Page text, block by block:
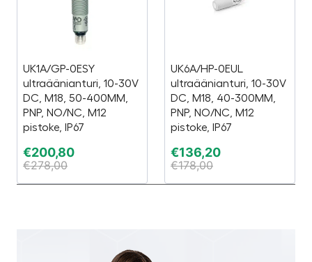
UK1A/GP-0ESY
ultraäänianturi, 10-30V
DC, M18, 50-400MM,
PNP, NO/NC, M12
pistoke, IP67
€200,80
€278,00
UK6A/HP-0EUL
ultraäänianturi, 10-30V
DC, M18, 40-300MM,
PNP, NO/NC, M12
pistoke, IP67
€136,20
€178,00